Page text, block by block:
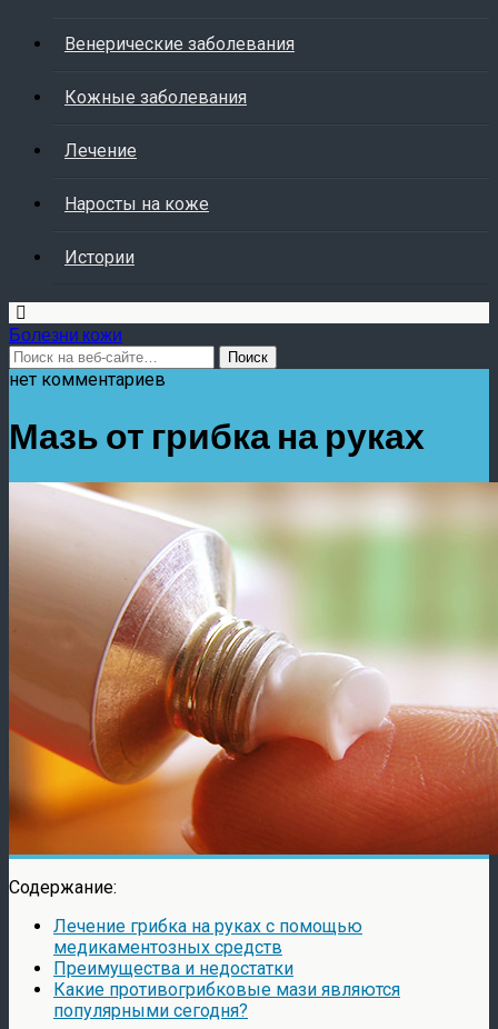
Венерические заболевания
Кожные заболевания
Лечение
Наросты на коже
Истории
Болезни кожи
нет комментариев
Мазь от грибка на руках
Содержание:
Лечение грибка на руках с помощью
медикаментозных средств
Преимущества и недостатки
Какие противогрибковые мази являются
популярными сегодня?